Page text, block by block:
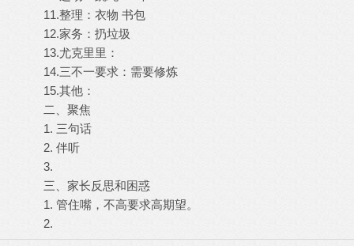
11.整理：衣物 书包
12.家务：扔垃圾
13.尤克里里：
14.三不一要求：需要修炼
15.其他：
二、聚焦
1. 三句话
2. 伴听
3.
三、家长反思和困惑
1. 管住嘴，不高要求高期望。
2.